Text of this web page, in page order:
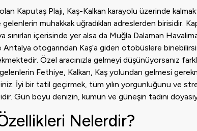
Kaputaş Plajı, Kaş-Kalkan karayolu üzerinde
muhakkak uğradıkları adreslerden birisidir.
sınırları içerisinde yer alsa da Muğla Dalaman
Antalya otogarından Kaş’a giden otobüslere
Özel aracınızla gelmeyi düşünüyorsanız
Fethiye, Kalkan, Kaş yolundan gelmesi
İyi bir tatil geçirmek, tüm yılın yorgunluğunu ve
Gün boyu denizin, kumun ve güneşin tadını
Nelerdir?